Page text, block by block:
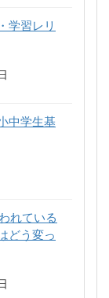
学習レリ
中学生基
れている
どう変っ